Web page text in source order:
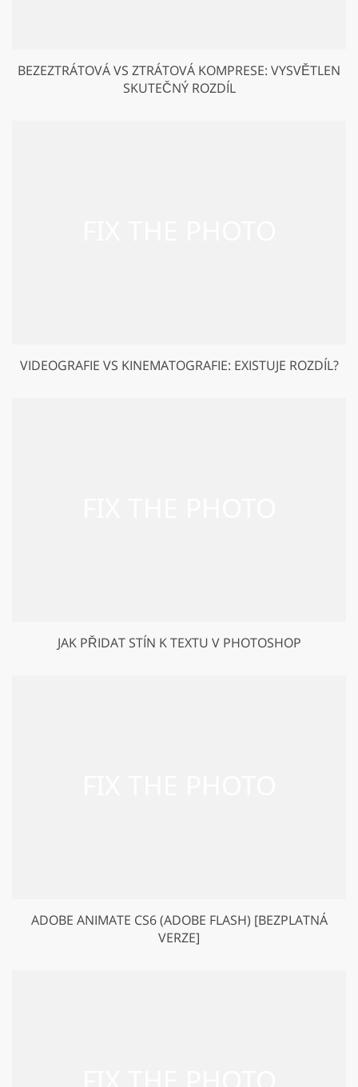
BEZEZTRÁTOVÁ VS ZTRÁTOVÁ KOMPRESE: VYSVĚTLEN
SKUTEČNÝ ROZDÍL
VIDEOGRAFIE VS KINEMATOGRAFIE: EXISTUJE ROZDÍL?
JAK PŘIDAT STÍN K TEXTU V PHOTOSHOP
ADOBE ANIMATE CS6 (ADOBE FLASH) [BEZPLATNÁ
VERZE]